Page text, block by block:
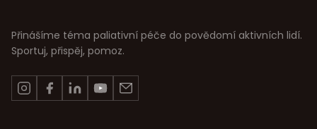
Přinášíme téma paliativní péče do povědomí aktivních lidí.
Sportuj, přispěj, pomoz.